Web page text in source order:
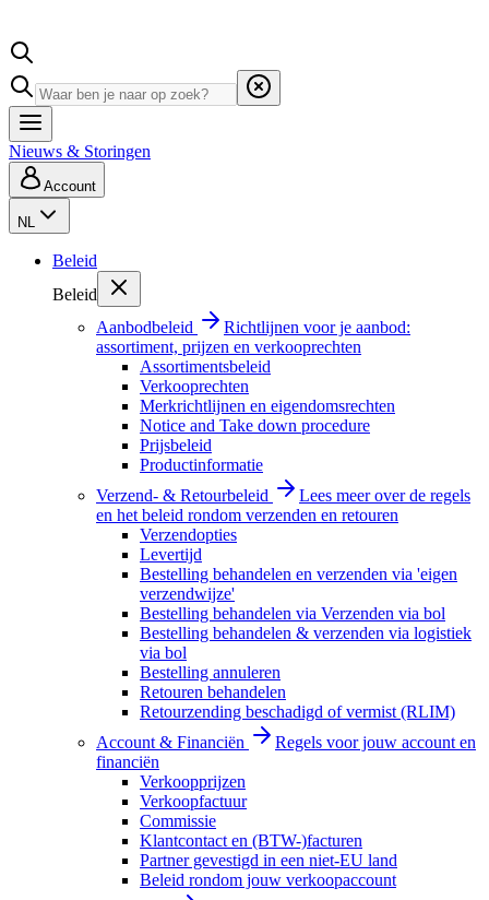
Nieuws & Storingen
Account
NL
Beleid
Beleid
Aanbodbeleid
Richtlijnen voor je aanbod:
assortiment, prijzen en verkooprechten
Assortimentsbeleid
Verkooprechten
Merkrichtlijnen en eigendomsrechten
Notice and Take down procedure
Prijsbeleid
Productinformatie
Verzend- & Retourbeleid
Lees meer over de regels
en het beleid rondom verzenden en retouren
Verzendopties
Levertijd
Bestelling behandelen en verzenden via 'eigen
verzendwijze'
Bestelling behandelen via Verzenden via bol
Bestelling behandelen & verzenden via logistiek
via bol
Bestelling annuleren
Retouren behandelen
Retourzending beschadigd of vermist (RLIM)
Account & Financiën
Regels voor jouw account en
financiën
Verkoopprijzen
Verkoopfactuur
Commissie
Klantcontact en (BTW-)facturen
Partner gevestigd in een niet-EU land
Beleid rondom jouw verkoopaccount